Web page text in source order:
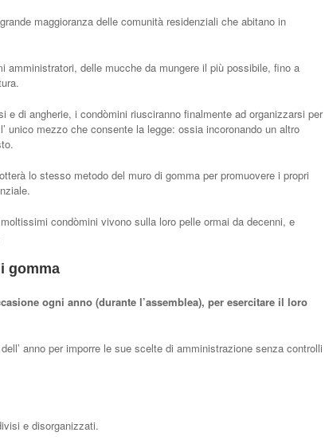
maggioranza delle comunità residenziali che abitano in
amministratori, delle mucche da mungere il più possibile, fino a
e di angherie, i condòmini riusciranno finalmente ad organizzarsi per
unico mezzo che consente la legge: ossia incoronando un altro
lo stesso metodo del muro di gomma per promuovere i propri
condòmini vivono sulla loro pelle ormai da decenni, e
gomma
ogni anno (durante l’assemblea), per esercitare il loro
anno per imporre le sue scelte di amministrazione senza controlli
e disorganizzati.